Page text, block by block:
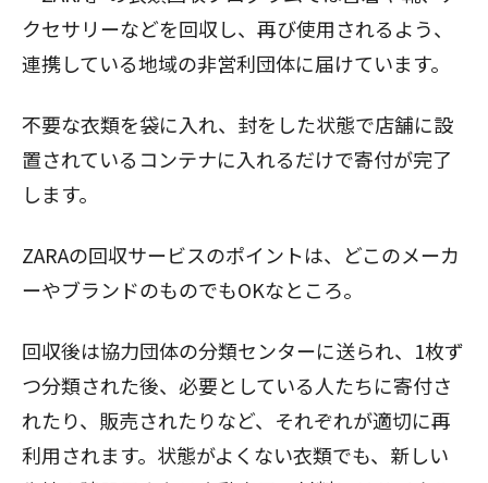
クセサリーなどを回収し、再び使用されるよう、
連携している地域の非営利団体に届けています。
不要な衣類を袋に入れ、封をした状態で店舗に設
置されているコンテナに入れるだけで寄付が完了
します。
ZARAの回収サービスのポイントは、どこのメーカ
ーやブランドのものでもOKなところ。
回収後は協力団体の分類センターに送られ、1枚ず
つ分類された後、必要としている人たちに寄付さ
れたり、販売されたりなど、それぞれが適切に再
利用されます。状態がよくない衣類でも、新しい
閉じる